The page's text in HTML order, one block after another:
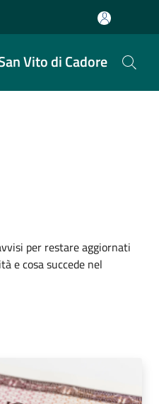
Vito di Cadore
per restare aggiornati
e cosa succede nel